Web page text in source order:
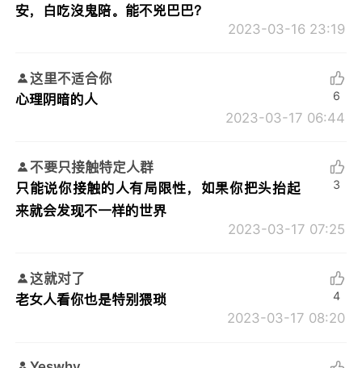
安，白吃沒鬼陪。能不兇巴巴？
2023-03-16 23:19
这里不适合你
心理阴暗的人
2023-03-17 06:44
6
不要只接触特定人群
只能说你接触的人有局限性，如果你把头抬起
来就会发现不一样的世界
2023-03-17 07:25
3
这就对了
老女人看你也是特别猥琐
2023-03-17 08:20
4